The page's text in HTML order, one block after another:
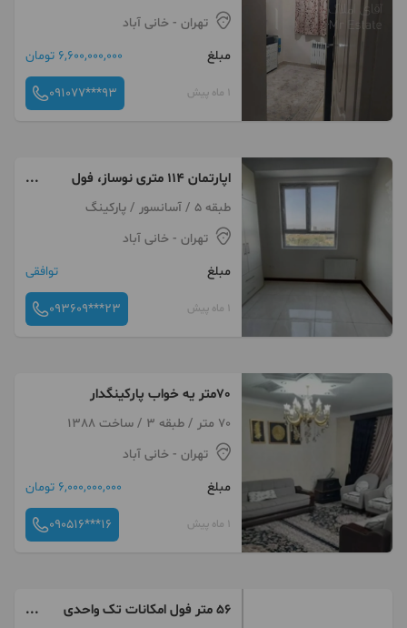
تهران - خانی آباد
مبلغ
6,600,000,000 تومان
1 ماه پیش 091077***93
اپارتمان ۱۱۴ متری نوساز، فول
امکانات
طبقه 5 / آسانسور / پارکینگ
تهران - خانی آباد
مبلغ
توافقی
1 ماه پیش 093609***23
70متر یه خواب پارکینگدار
70 متر / طبقه 3 / ساخت 1388
تهران - خانی آباد
مبلغ
6,000,000,000 تومان
1 ماه پیش 090516***16
۵۶ متر فول امکانات تک واحدی